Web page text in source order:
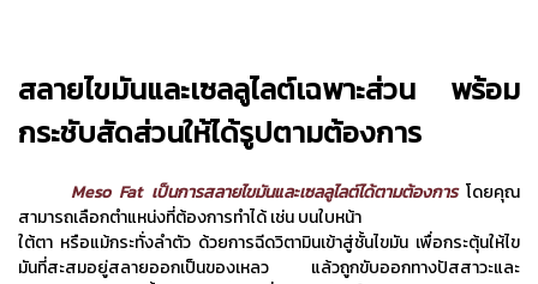
สลายไขมันและเซลลูไลต์เฉพาะส่วน พร้อม
กระชับสัดส่วนให้ได้รูปตามต้องการ
Meso Fat เป็นการสลายไขมันและเซลลูไลต์ได้ตามต้องการโดยคุณ
สามารถเลือกตำแหน่งที่ต้องการทำได้ เช่น บนใบหน้า
ใต้ตา หรือแม้กระทั่งลำตัว ด้วยการฉีดวิตามินเข้าสู่ชั้นไขมัน เพื่อกระตุ้นให้ไข
มันที่สะสมอยู่สลายออกเป็นของเหลว แล้วถูกขับออกทางปัสสาวะและ